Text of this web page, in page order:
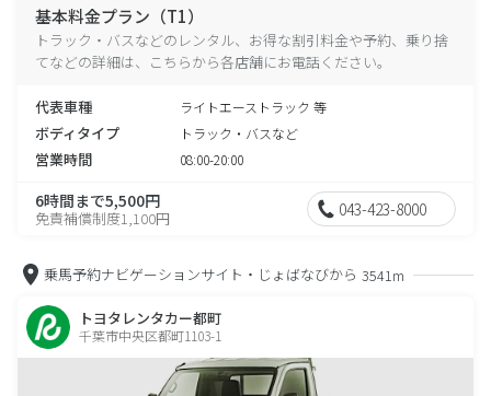
基本料金プラン（T1）
トラック・バスなどのレンタル、お得な割引料金や予約、乗り捨
てなどの詳細は、こちらから各店舗にお電話ください。
代表車種 ライトエーストラック 等
ボディタイプ トラック・バスなど
営業時間 08:00-20:00
6時間まで5,500円
免責補償制度1,100円 043-423-8000
乗馬予約ナビゲーションサイト・じょばなびから 3541m
トヨタレンタカー都町
千葉市中央区都町1103-1